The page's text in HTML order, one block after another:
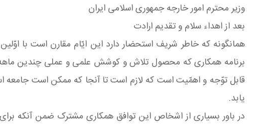
وزیر محترم امور خارجه جمهورى اسلامى ایران
بعد از اهداء سلام و تقدیم ارادت
همانگونه که خاطر شریف استحضار دارد این ایّام مقارن است با
برنامه همکارى که محصول تلاش و کوشش علمى و عملى چندین ماهه
قابل توّجه و اهمّیت است که لازم است تا آنجا که ممکن است جامعه
یابد.
در باور بسیارى از اشخاص این توافق همکارى مشترک ضمن آنکه